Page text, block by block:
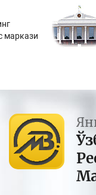
маркази